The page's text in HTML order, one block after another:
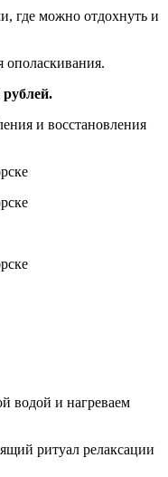
где можно отдохнуть и
ополаскивания.
и восстановления
водой и нагреваем
ритуал релаксации